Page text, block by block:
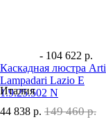
- 104 622 р.
Каскадная люстра Arti
Lampadari Lazio E
1.9.25.502 N
Италия
44 838 р. 149 460 р.